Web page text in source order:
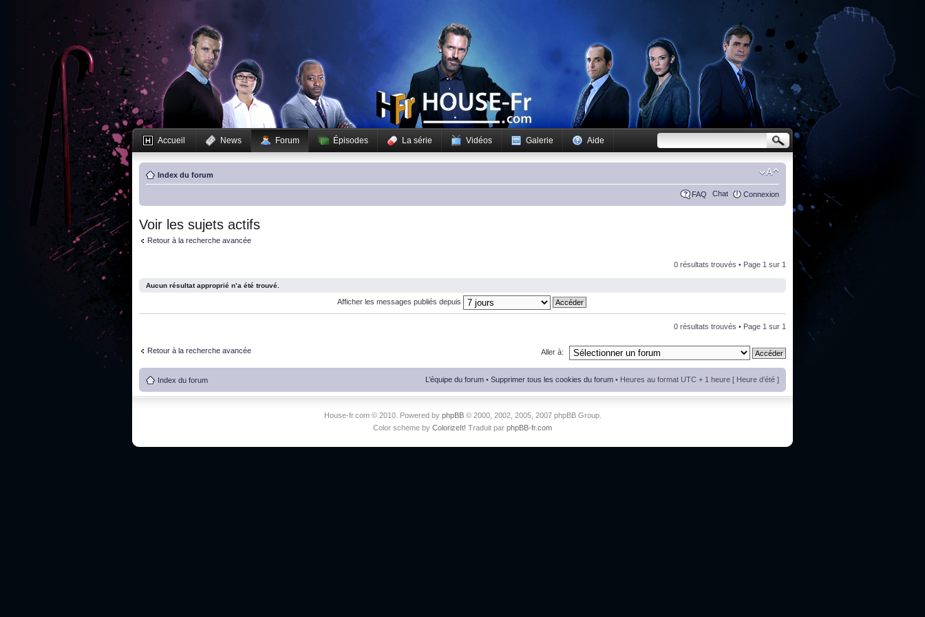
Accueil News Forum Épisodes La série Vidéos Galerie Aide
Index du forum
FAQ Chat Connexion
Voir les sujets actifs
Retour à la recherche avancée
0 résultats trouvés • Page 1 sur 1
Aucun résultat approprié n’a été trouvé.
Afficher les messages publiés depuis
0 résultats trouvés • Page 1 sur 1
Retour à la recherche avancée Aller à:
Index du forum L’équipe du forum • Supprimer tous les cookies du forum • Heures au format UTC + 1 heure [ Heure d’été ]
House-fr.com © 2010. Powered by phpBB© 2000, 2002, 2005, 2007 phpBB Group.
Color scheme by ColorizeIt! Traduit par phpBB-fr.com